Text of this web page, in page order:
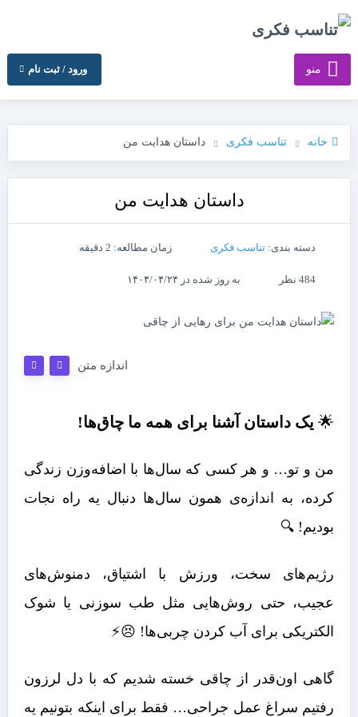
منو ورود / ثبت نام
خانه تناسب فکری داستان هدایت من
داستان هدایت من
دسته بندی: تناسب فکری زمان مطالعه: 2 دقیقه
484 نظر به روز شده در ۱۴۰۴/۰۴/۲۴
اندازه متن
🌟 یک داستان آشنا برای همه ما چاق‌ها!
من و تو… و هر کسی که سال‌ها با اضافه‌وزن زندگی
کرده، به اندازه‌ی همون سال‌ها دنبال یه راه نجات
بودیم! 🔍
رژیم‌های سخت، ورزش با اشتیاق، دمنوش‌های
عجیب، حتی روش‌هایی مثل طب سوزنی یا شوک
الکتریکی برای آب کردن چربی‌ها! 😣⚡
گاهی اون‌قدر از چاقی خسته شدیم که با دل لرزون
رفتیم سراغ عمل جراحی… فقط برای اینکه بتونیم یه